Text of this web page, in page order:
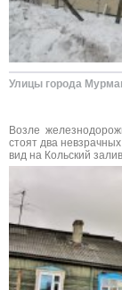
Улицы города
Возле
стоят два
вид на Кольский